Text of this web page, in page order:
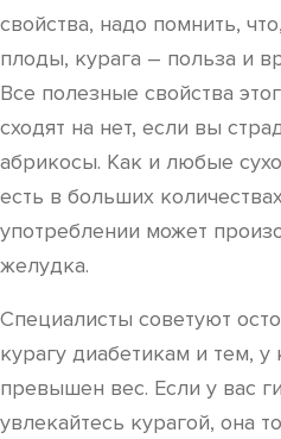
свойства, надо помнить,
плоды, курага – польза и
Все полезные свойства
сходят на нет, если вы
абрикосы. Как и любые
есть в больших
употреблении может
желудка.
Специалисты советуют
курагу диабетикам и тем, у
превышен вес. Если у вас
увлекайтесь курагой, она